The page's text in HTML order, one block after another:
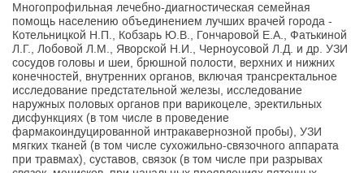
Многопрофильная лечебно-диагностическая семейная
помощь населению объединением лучших врачей города -
Котельницкой Н.П., Кобзарь Ю.В., Гончаровой Е.А., Фатькиной
Л.Г., Лобовой Л.М., Яворской Н.И., Черноусовой Л.Д. и др. УЗИ
сосудов головы и шеи, брюшной полости, верхних и нижних
конечностей, внутренних органов, включая трансректальное
исследование предстательной железы, исследование
наружных половых органов при варикоцеле, эректильных
дисфункциях (в том числе в проведение
фармакоиндуцированной интракавернозной пробы), УЗИ
мягких тканей (в том числе сухожильно-связочного аппарата
при травмах), суставов, связок (в том числе при разрывах